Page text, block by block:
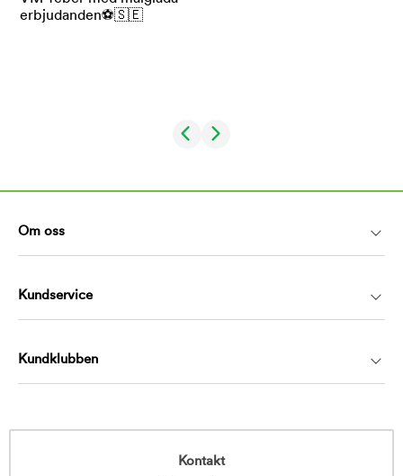
Om oss
Kundservice
Kundklubben
Kontakt